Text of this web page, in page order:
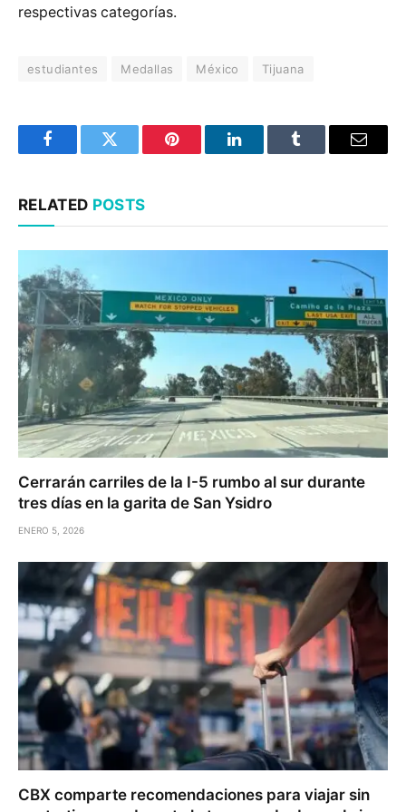
respectivas categorías.
estudiantes Medallas México Tijuana
FacebookTwitter Pinterest LinkedInTumblr Email
RELATED POSTS
Cerrarán carriles de la I-5 rumbo al sur durante
tres días en la garita de San Ysidro
ENERO 5, 2026
CBX comparte recomendaciones para viajar sin